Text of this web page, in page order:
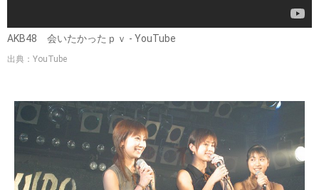
AKB48 会いたかったｐｖ - YouTube
出典：YouTube